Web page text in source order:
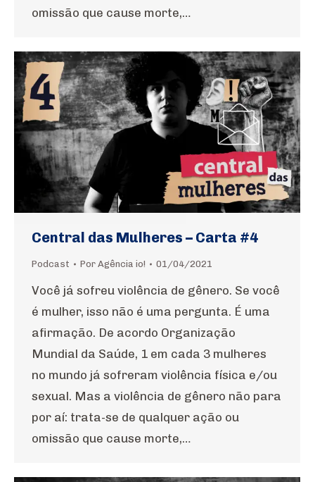
omissão que cause morte,…
Central das Mulheres – Carta #4
Podcast Por Agência io! 01/04/2021
Você já sofreu violência de gênero. Se você
é mulher, isso não é uma pergunta. É uma
afirmação. De acordo Organização
Mundial da Saúde, 1 em cada 3 mulheres
no mundo já sofreram violência física e/ou
sexual. Mas a violência de gênero não para
por aí: trata-se de qualquer ação ou
omissão que cause morte,…